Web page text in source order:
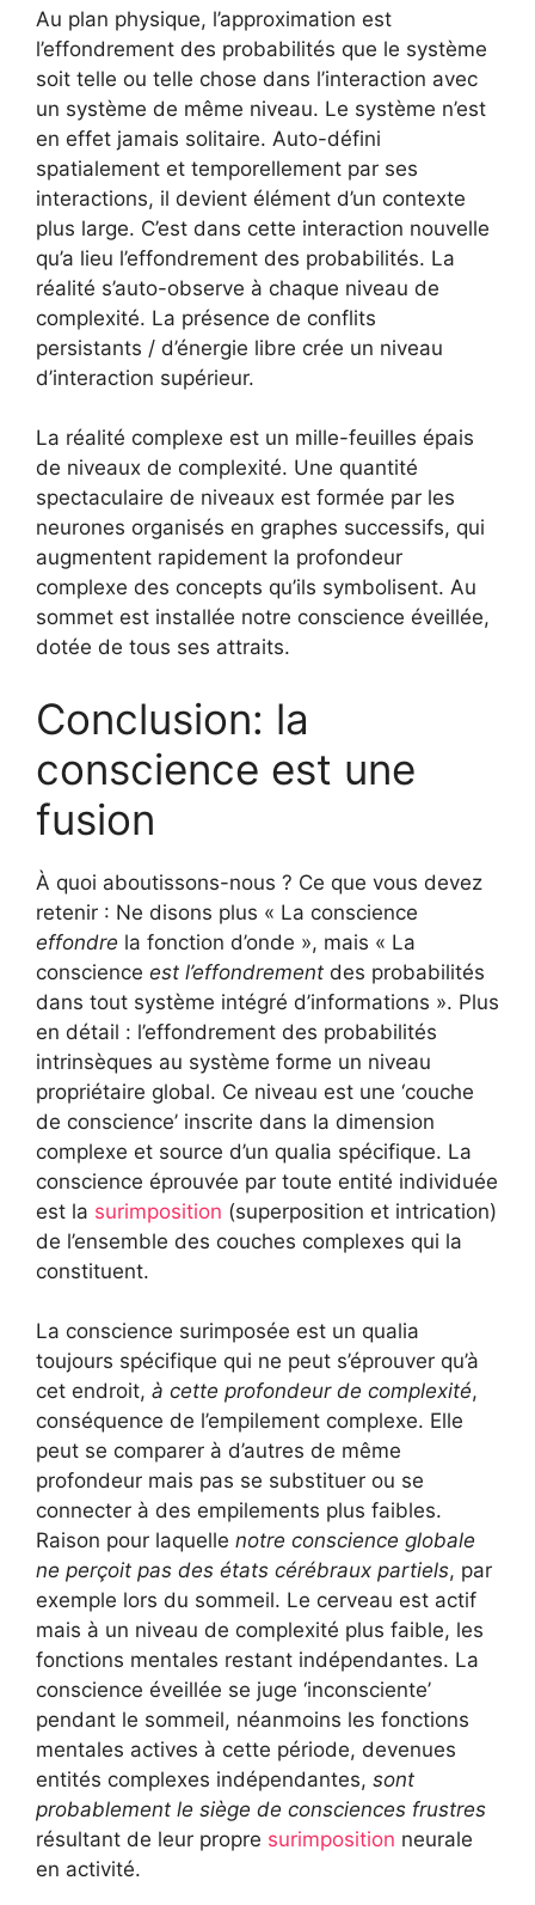
Au plan physique, l’approximation est
l’effondrement des probabilités que le système
soit telle ou telle chose dans l’interaction avec
un système de même niveau. Le système n’est
en effet jamais solitaire. Auto-défini
spatialement et temporellement par ses
interactions, il devient élément d’un contexte
plus large. C’est dans cette interaction nouvelle
qu’a lieu l’effondrement des probabilités. La
réalité s’auto-observe à chaque niveau de
complexité. La présence de conflits
persistants / d’énergie libre crée un niveau
d’interaction supérieur.
La réalité complexe est un mille-feuilles épais
de niveaux de complexité. Une quantité
spectaculaire de niveaux est formée par les
neurones organisés en graphes successifs, qui
augmentent rapidement la profondeur
complexe des concepts qu’ils symbolisent. Au
sommet est installée notre conscience éveillée,
dotée de tous ses attraits.
Conclusion: la
conscience est une
fusion
À quoi aboutissons-nous ? Ce que vous devez
retenir : Ne disons plus « La conscience
effondre la fonction d’onde », mais « La
conscience est l’effondrement des probabilités
dans tout système intégré d’informations ». Plus
en détail : l’effondrement des probabilités
intrinsèques au système forme un niveau
propriétaire global. Ce niveau est une ‘couche
de conscience’ inscrite dans la dimension
complexe et source d’un qualia spécifique. La
conscience éprouvée par toute entité individuée
est la surimposition (superposition et intrication)
de l’ensemble des couches complexes qui la
constituent.
La conscience surimposée est un qualia
toujours spécifique qui ne peut s’éprouver qu’à
cet endroit, à cette profondeur de complexité,
conséquence de l’empilement complexe. Elle
peut se comparer à d’autres de même
profondeur mais pas se substituer ou se
connecter à des empilements plus faibles.
Raison pour laquelle notre conscience globale
ne perçoit pas des états cérébraux partiels, par
exemple lors du sommeil. Le cerveau est actif
mais à un niveau de complexité plus faible, les
fonctions mentales restant indépendantes. La
conscience éveillée se juge ‘inconsciente’
pendant le sommeil, néanmoins les fonctions
mentales actives à cette période, devenues
entités complexes indépendantes, sont
probablement le siège de consciences frustres
résultant de leur propre surimposition neurale
en activité.